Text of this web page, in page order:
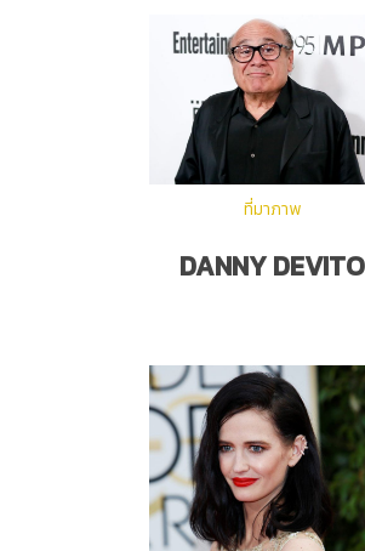
ที่มาภาพ
DANNY DEVITO